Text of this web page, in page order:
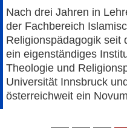
Nach drei Jahren in
der Fachbereich
Religionspädagogik seit
ein eigenständiges
Theologie und
Universität Innsbruck
österreichweit ein